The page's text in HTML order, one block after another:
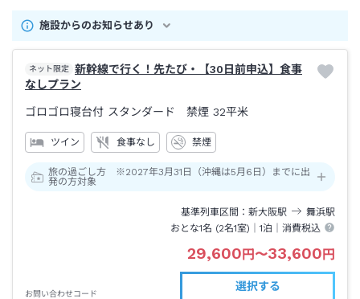
施設からのお知らせあり
ネット限定
新幹線で行く！先たび・【30日前申込】食事
なしプラン
ゴロゴロ寝台付 スタンダード 禁煙 32平米
ツイン 食事なし 禁煙
旅の過ごし方 ※2027年3月31日（沖縄は5月6日）までに出
発の方対象
基準列車区間 新大阪駅 舞浜駅
おとな1名 (2名1室)｜1泊 ｜消費税込
29,600 円 〜33,600 円
お問い合わせコード
選択する